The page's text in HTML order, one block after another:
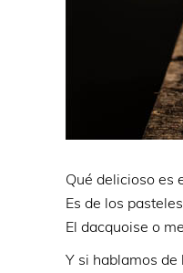
Qué delicioso es
Es de los
El dacquoise o
Y si hablamos